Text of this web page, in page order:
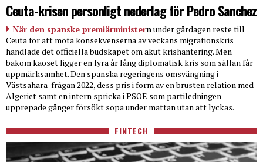
Ceuta-krisen personligt nederlag för Pedro Sanchez
När den spanske premiärministernunder gårdagen reste till
Ceuta för att möta konsekvenserna av veckans migrationskris
handlade det officiella budskapet om akut krishantering. Men
bakom kaoset ligger en fyra år lång diplomatisk kris som sällan får
uppmärksamhet. Den spanska regeringens omsvängning i
Västsahara-frågan 2022, dess pris i form av en brusten relation med
Algeriet samt en intern spricka i PSOE som partiledningen
upprepade gånger försökt sopa under mattan utan att lyckas.
FINTECH